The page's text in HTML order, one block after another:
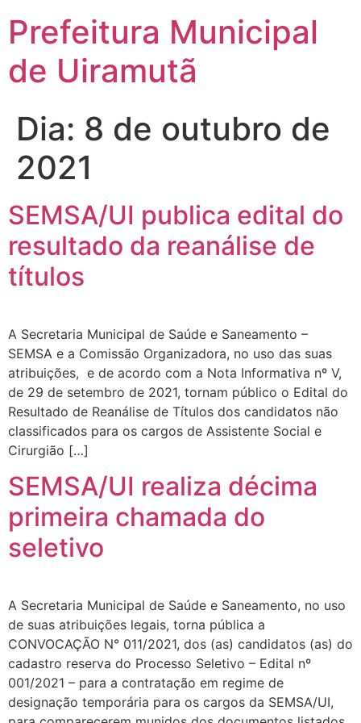
Prefeitura Municipal
de Uiramutã
Dia: 8 de outubro de
2021
SEMSA/UI publica edital do
resultado da reanálise de
títulos
A Secretaria Municipal de Saúde e Saneamento –
SEMSA e a Comissão Organizadora, no uso das suas
atribuições, e de acordo com a Nota Informativa nº V,
de 29 de setembro de 2021, tornam público o Edital do
Resultado de Reanálise de Títulos dos candidatos não
classificados para os cargos de Assistente Social e
Cirurgião […]
SEMSA/UI realiza décima
primeira chamada do
seletivo
A Secretaria Municipal de Saúde e Saneamento, no uso
de suas atribuições legais, torna pública a
CONVOCAÇÃO N° 011/2021, dos (as) candidatos (as) do
cadastro reserva do Processo Seletivo – Edital nº
001/2021 – para a contratação em regime de
designação temporária para os cargos da SEMSA/UI,